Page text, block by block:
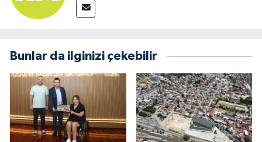
Bunlar da ilginizi çekebilir